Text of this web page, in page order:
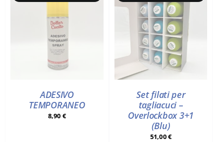
ADESIVO
TEMPORANEO
8,90 €
Set filati per
tagliacuci –
Overlockbox 3+1
(Blu)
51,00€